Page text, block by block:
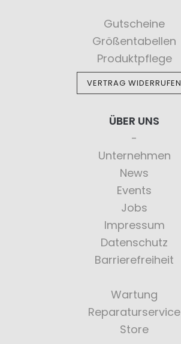
Gutscheine
Größentabellen
Produktpflege
VERTRAG WIDERRUFEN
ÜBER UNS
Unternehmen
News
Events
Jobs
Impressum
Datenschutz
Barrierefreiheit
Wartung
Reparaturservice
Store